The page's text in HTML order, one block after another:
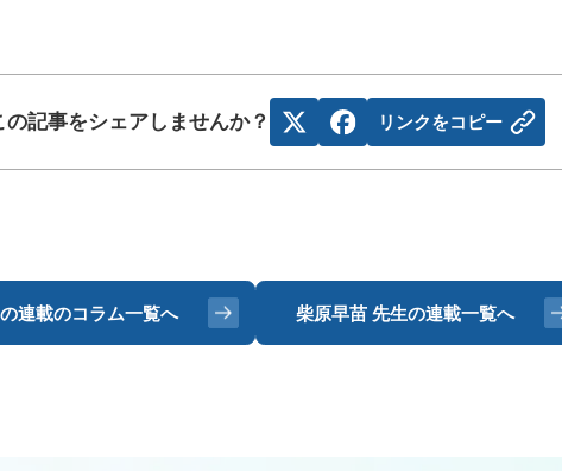
の記事をシェアしませんか？ リンクをコピー
連載のコラム一覧へ 柴原早苗 先生の連載一覧へ